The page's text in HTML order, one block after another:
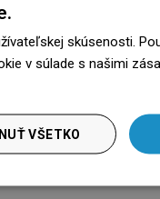
skúsenosti.
v súlade s našimi
VŠETKO